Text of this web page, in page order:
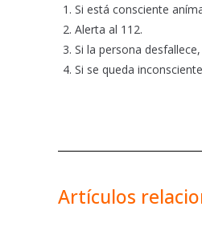
Si está consciente
Alerta al 112.
Si la persona
Si se queda
Artículos